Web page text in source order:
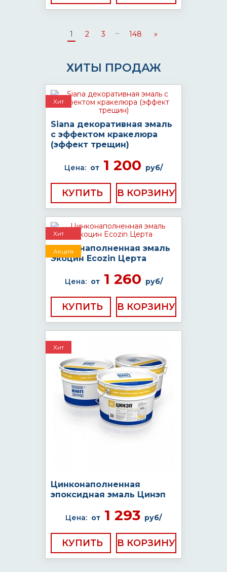
1 2 3 ... 148 »
ХИТЫ ПРОДАЖ
Хит
Siana декоративная эмаль
с эффектом кракелюра
(эффект трещин)
Цена: от 1 200 руб/
КУПИТЬ
Хит
Акция
Цинконаполненная эмаль
Экоцин Ecozin Церта
Цена: от1 260 руб/
КУПИТЬ
Хит
Цинконаполненная
эпоксидная эмаль Цинэп
Цена: от 1 293 руб/
КУПИТЬ